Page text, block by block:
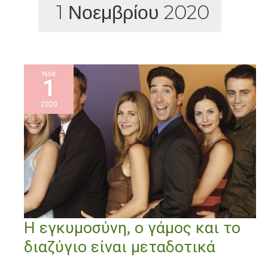
1 Νοεμβρίου 2020
Νοέ
1
2020
Η εγκυμοσύνη, ο γάμος και το
διαζύγιο είναι μεταδοτικά
Η
εγκυμοσύνη,
ο